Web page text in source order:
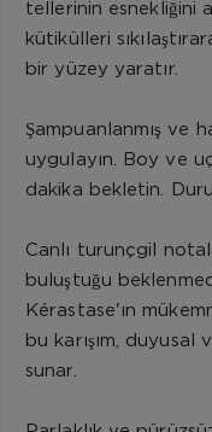
tellerinin esnekliğini
kütikülleri
bir yüzey yaratır.
Şampuanlanmış ve
uygulayın. Boy ve
dakika bekletin.
Canlı turunçgil
buluştuğu
Kérastase'ın
bu karışım, duyusal
sunar.